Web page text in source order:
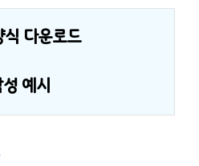
식 다운로드
예시